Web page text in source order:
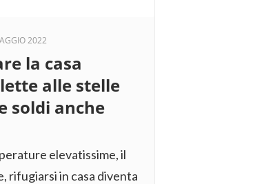
2022
la casa
alle stelle
soldi anche
elevatissime, il
rifugiarsi in casa diventa